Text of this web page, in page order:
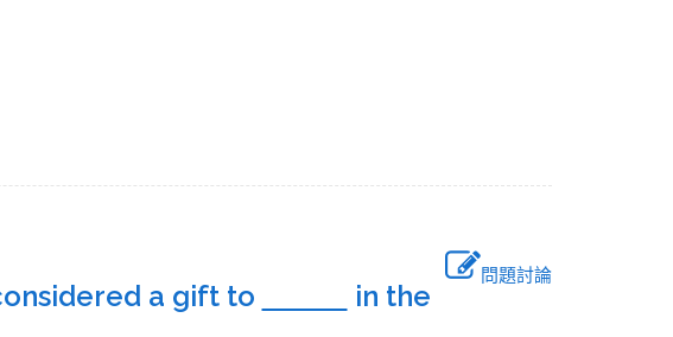
問題討論
a gift to
in the